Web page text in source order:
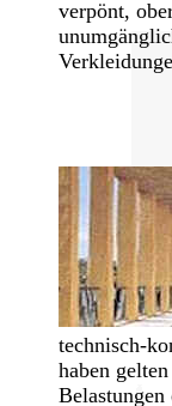
verpönt,
technisch-
haben